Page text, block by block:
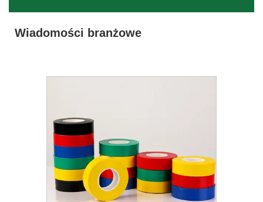
Wiadomości branżowe